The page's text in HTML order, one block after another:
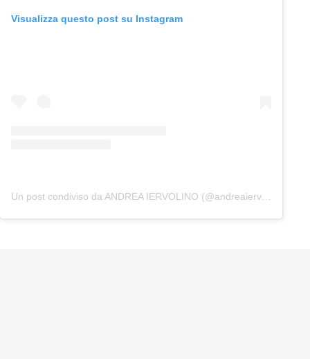
Visualizza questo post su Instagram